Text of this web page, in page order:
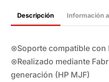
cantidad
Descripción Información
⊗Soporte compatible con
⊗Realizado mediante
generación (HP MJF)